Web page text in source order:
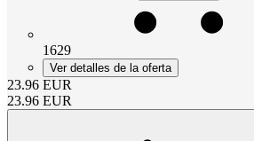
1629
Ver detalles de la oferta
23.96 EUR
23.96 EUR